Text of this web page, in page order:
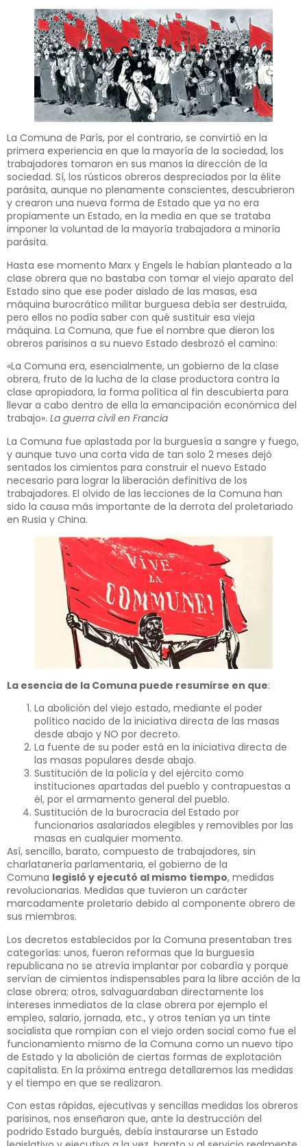
La Comuna de París, por el contrario, se convirtió en la
primera experiencia en que la mayoría de la sociedad, los
trabajadores tomaron en sus manos la dirección de la
sociedad. Sí, los rústicos obreros despreciados por la élite
parásita, aunque no plenamente conscientes, descubrieron
y crearon una nueva forma de Estado que ya no era
propiamente un Estado, en la media en que se trataba
imponer la voluntad de la mayoría trabajadora a minoría
parásita.
Hasta ese momento Marx y Engels le habían planteado a la
clase obrera que no bastaba con tomar el viejo aparato del
Estado sino que ese poder aislado de las masas, esa
máquina burocrático militar burguesa debía ser destruida,
pero ellos no podía saber con qué sustituir esa vieja
máquina. La Comuna, que fue el nombre que dieron los
obreros parisinos a su nuevo Estado desbrozó el camino:
«La Comuna era, esencialmente, un gobierno de la clase
obrera, fruto de la lucha de la clase productora contra la
clase apropiadora, la forma política al fin descubierta para
llevar a cabo dentro de ella la emancipación económica del
trabajo». La guerra civil en Francia
La Comuna fue aplastada por la burguesía a sangre y fuego,
y aunque tuvo una corta vida de tan solo 2 meses dejó
sentados los cimientos para construir el nuevo Estado
necesario para lograr la liberación definitiva de los
trabajadores. El olvido de las lecciones de la Comuna han
sido la causa más importante de la derrota del proletariado
en Rusia y China.
La esencia de la Comuna puede resumirse en que:
La abolición del viejo estado, mediante el poder
político nacido de la iniciativa directa de las masas
desde abajo y NO por decreto.
La fuente de su poder está en la iniciativa directa de
las masas populares desde abajo.
Sustitución de la policía y del ejército como
instituciones apartadas del pueblo y contrapuestas a
él, por el armamento general del pueblo.
Sustitución de la burocracia del Estado por
funcionarios asalariados elegibles y removibles por las
masas en cualquier momento.
Así, sencillo, barato, compuesto de trabajadores, sin
charlatanería parlamentaria, el gobierno de la
Comuna legisló y ejecutó al mismo tiempo, medidas
revolucionarias. Medidas que tuvieron un carácter
marcadamente proletario debido al componente obrero de
sus miembros.
Los decretos establecidos por la Comuna presentaban tres
categorías: unos, fueron reformas que la burguesía
republicana no se atrevía implantar por cobardía y porque
servían de cimientos indispensables para la libre acción de la
clase obrera; otros, salvaguardaban directamente los
intereses inmediatos de la clase obrera por ejemplo el
empleo, salario, jornada, etc., y otros tenían ya un tinte
socialista que rompían con el viejo orden social como fue el
funcionamiento mismo de la Comuna como un nuevo tipo
de Estado y la abolición de ciertas formas de explotación
capitalista. En la próxima entrega detallaremos las medidas
y el tiempo en que se realizaron.
Con estas rápidas, ejecutivas y sencillas medidas los obreros
parisinos, nos enseñaron que, ante la destrucción del
podrido Estado burgués, debía instaurarse un Estado